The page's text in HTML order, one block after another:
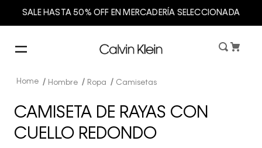
SALE HASTA 50% OFF EN MERCADERÍA SELECCIONADA
Hombre Ropa Camisetas
CAMISETA DE RAYAS CON
CUELLO REDONDO